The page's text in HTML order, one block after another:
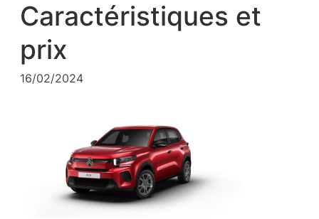
Caractéristiques et
prix
16/02/2024